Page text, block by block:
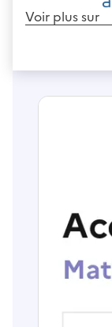
Voir plus sur